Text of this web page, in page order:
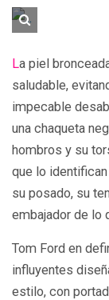
La piel bronceada en el punto adecuado -de aspecto
saludable,
impecable
una chaqueta
hombros y su
que lo
su posado, su
embajador de lo
Tom Ford en
influyentes
estilo, con